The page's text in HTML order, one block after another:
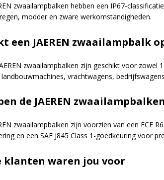
zwaailampbalken hebben een IP67-
modder en zware werkomstandigheden.
een JAEREN zwaailampbalk
zwaailampbalken zijn geschikt voor
vrachtwagens,
de JAEREN
zwaailampbalken zijn voorzien van een ECE
en een SAE J845 Class 1-goedkeuring voor
klanten waren jou voor